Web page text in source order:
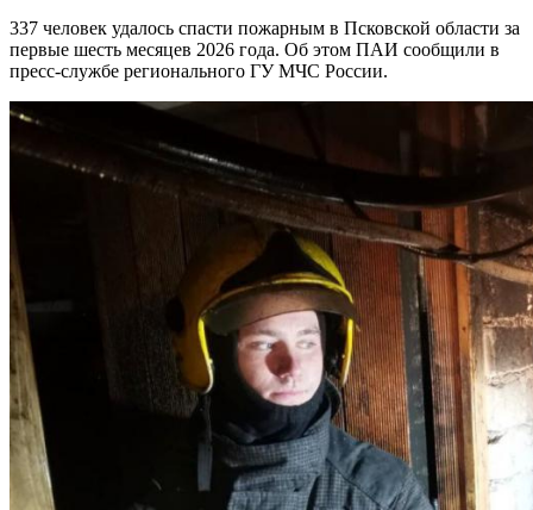
337 человек удалось спасти пожарным в Псковской области за
первые шесть месяцев 2026 года. Об этом ПАИ сообщили в
пресс-службе регионального ГУ МЧС России.